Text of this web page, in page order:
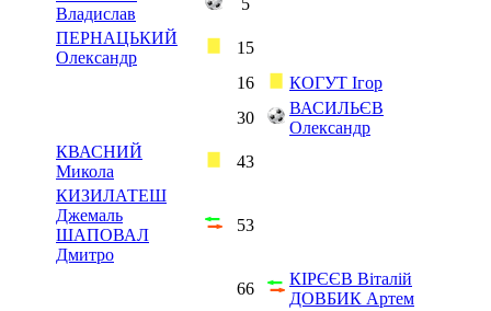
Владислав
ПЕРНАЦЬКИЙ
Олександр
15
16
КОГУТ Ігор
30
ВАСИЛЬЄВ
Олександр
КВАСНИЙ
Микола
43
КИЗИЛАТЕШ
Джемаль
ШАПОВАЛ
Дмитро
53
66
КІРЄЄВ Віталій
ДОВБИК Артем